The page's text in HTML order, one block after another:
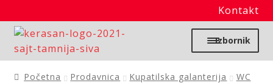
Kontakt
Preskoči
na
navigaciju
Skoči
na
sadržaj
Izbornik
Početna
Početna Prodavnica Kupatilska galanterija
WC